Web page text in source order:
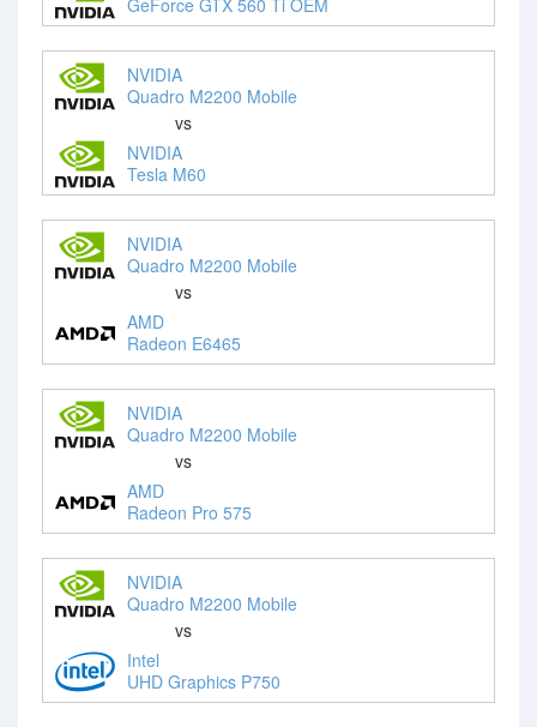
NVIDIA
Quadro M2200 Mobile
vs
NVIDIA
Tesla M60
NVIDIA
Quadro M2200 Mobile
vs
AMD
Radeon E6465
NVIDIA
Quadro M2200 Mobile
vs
AMD
Radeon Pro 575
NVIDIA
Quadro M2200 Mobile
vs
Intel
UHD Graphics P750